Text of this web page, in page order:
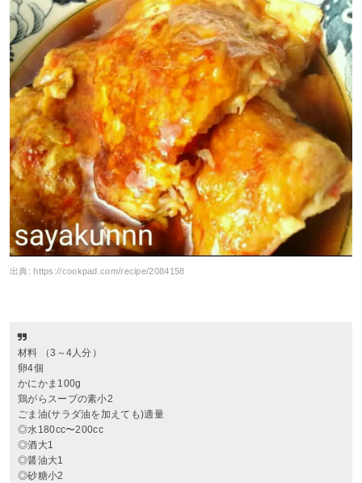
出典:https://cookpad.com/recipe/2084158
材料 （3～4人分）
卵4個
かにかま100g
鶏がらスープの素小2
ごま油(サラダ油を加えても)適量
◎水180cc〜200cc
◎酒大1
◎醤油大1
◎砂糖小2